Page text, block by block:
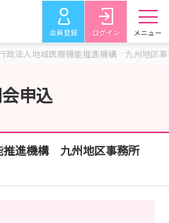
会員登録 ログイン メニュー
政法人地域医療機能推進機構 九州地区
申込
推進機構 九州地区事務所